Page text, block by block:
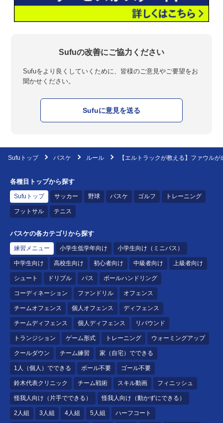
Sufuの改善にご協力ください
Sufuをより良くしていくために、皆様のご意見やご要望をお
聞かせください。
Sufuに意見を送る
Sufuトップ バスケ ルール 【エルトラックが教える】ファウル
各種目トップから探す
Sufuトップ サッカー 野球 バスケ ゴルフ トレーニング
フットサル テニス
バスケの各カテゴリから探す
練習メニュー 小学生低学年向け 小学生向け（ミニバス）
中学生向け 高校生向け 初心者向け 中級者向け 上級者向け
シュート ドリブル パス ボールハンドリング
コーディネーション ファンドリル オフェンス
チームオフェンス 個人オフェンス ディフェンス
チームディフェンス 個人ディフェンス リバウンド
トランジション ゲーム形式 トレーニング ウォーミングアップ
クールダウン チーム練習 家（自宅）でできる
1人（個人）でできる ボール不要 ゴール不要
鈴木代表クリニック チーム戦術 スキル動画 フィニッシュ
怪我人向け（片手でできる） 怪我人向け（動かずにできる）
2人組 3人組 4人組 5人組 ハーフコート